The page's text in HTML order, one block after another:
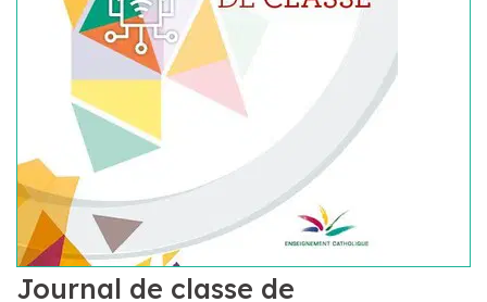
Journal de classe de